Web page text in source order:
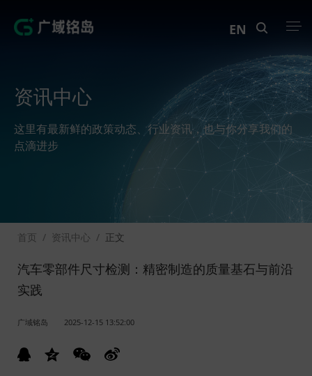
解决方案
案例中心
关于Geega
EN
资讯中心
这里有最新鲜的政策动态、行业资讯，也与你分享我们的
点滴进步
首页 / 资讯中心 / 正文
汽车零部件尺寸检测：精密制造的质量基石与前沿
实践
广域铭岛 2025-12-15 13:52:00